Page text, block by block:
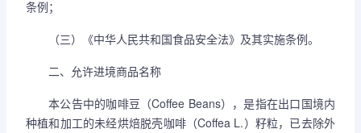
条例；
（三）《中华人民共和国食品安全法》及其实施条例。
二、允许进境商品名称
本公告中的咖啡豆（Coffee Beans），是指在出口国境内
种植和加工的未经烘焙脱壳咖啡（Coffea L.）籽粒，已去除外